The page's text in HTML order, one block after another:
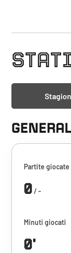
Partite giocate
0/ -
Minuti giocati
0'